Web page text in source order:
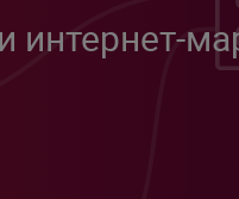
интернет-